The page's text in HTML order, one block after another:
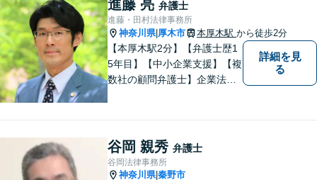
進藤 亮 弁護士
進藤・田村法律事務所
神奈川県| 厚木市 本厚木駅 から徒歩2分
【本厚木駅2分】【弁護士歴1
5年目】【中小企業支援】【複
数社の顧問弁護士】企業法
般民事…交通事故｜労働｜不
動産｜相続｜借金問題
詳細を見
る
谷岡 親秀 弁護士
谷岡法律事務所
神奈川県|秦野市